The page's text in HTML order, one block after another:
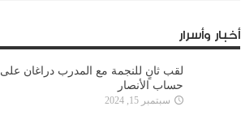
أخبار وأسرار
لقب ثانٍ للنجمة مع المدرب دراغان على
حساب الأنصار
سبتمبر 15, 2024